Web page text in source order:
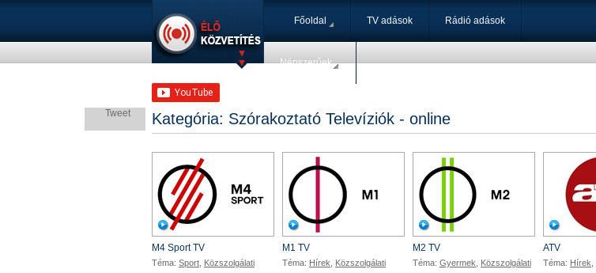
Főoldal TV adások Rádió adások
Népszerűek
Kategória: Szórakoztató Televíziók - online
M4 Sport TV
Téma: Sport Közszolgálati
M1 TV
Téma: Hírek Közszolgálati
M2 TV
Téma: Gyermek Közszolgálati
ATV
Téma: Hírek
Tweet